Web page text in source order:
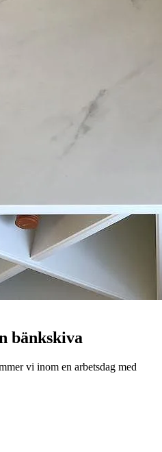
bänkskiva
vi inom en arbetsdag med